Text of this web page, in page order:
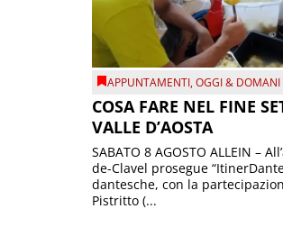
APPUNTAMENTI,OGGI & DOMANI
COSA FARE NEL FINE
VALLE D’AOSTA
SABATO 8 AGOSTO ALLEIN –
de-Clavel prosegue
dantesche, con la
Pistritto (...